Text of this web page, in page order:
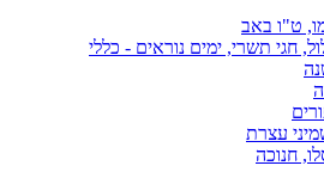
ט"ו באב
חגי תשרי, ימים נוראים - כללי
עצרת
חנוכה